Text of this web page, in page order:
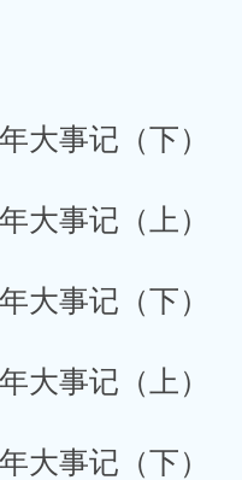
大事记（下）
大事记（上）
大事记（下）
大事记（上）
大事记（下）